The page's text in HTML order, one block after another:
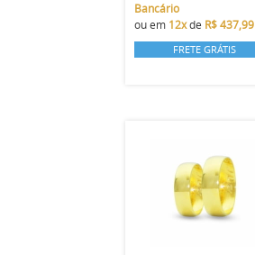
Bancário
ou em 12xde R$ 437,99
FRETE GRÁTIS